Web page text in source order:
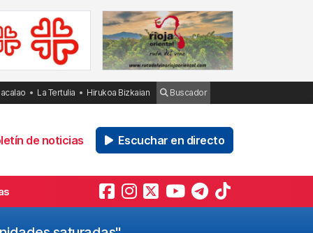
La Tertulia Hirukoa Bizkaian Buscador
de noticias Escuchar en directo